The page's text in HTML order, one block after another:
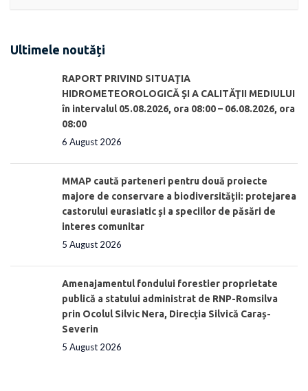
Ultimele noutăți
RAPORT PRIVIND SITUAŢIA
HIDROMETEOROLOGICĂ ŞI A CALITĂŢII MEDIULUI
în intervalul 05.08.2026, ora 08:00 – 06.08.2026, ora
08:00
6 August 2026
MMAP caută parteneri pentru două proiecte
majore de conservare a biodiversității: protejarea
castorului eurasiatic și a speciilor de păsări de
interes comunitar
5 August 2026
Amenajamentul fondului forestier proprietate
publică a statului administrat de RNP-Romsilva
prin Ocolul Silvic Nera, Direcția Silvică Caraș-
Severin
5 August 2026